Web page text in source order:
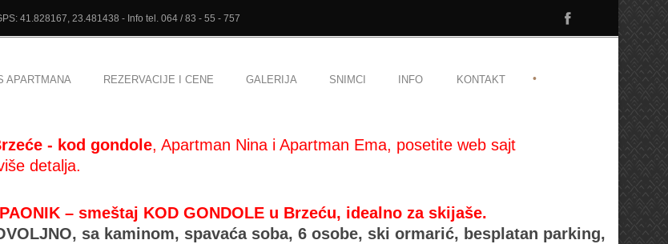
41.828167, 23.481438 - Info tel. 064 / 83 - 55 - 757
APARTMANA REZERVACIJE I CENE GALERIJA SNIMCI INFO KONTAKT •
- kod gondole, Apartman Nina i Apartman Ema, posetite web sajt
detalja.
– smeštaj KOD GONDOLE u Brzeću, idealno za skijaše.
sa kaminom, spavaća soba, 6 osobe, ski ormarić, besplatan parking,